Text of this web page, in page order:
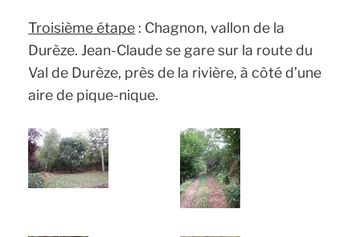
Troisième étape : Chagnon, vallon de la
Durèze. Jean-Claude se gare sur la route du
Val de Durèze, près de la rivière, à côté d’une
aire de pique-nique.